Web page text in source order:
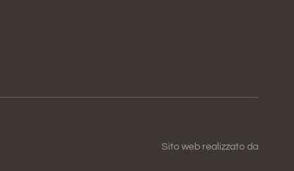
Sito web realizzato da